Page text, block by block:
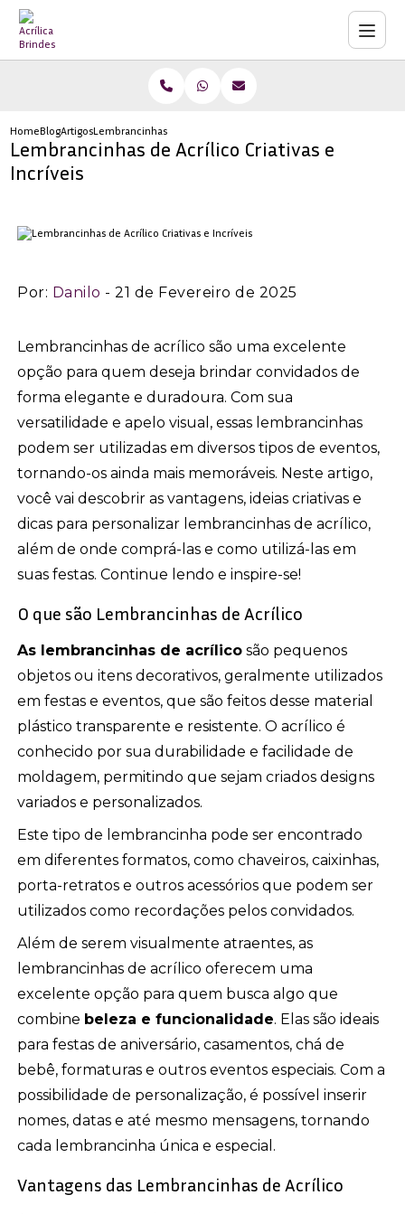
HomeBlogArtigosLembrancinhas de Acrílico Criativas e Incríveis
Lembrancinhas de Acrílico Criativas e
Incríveis
Por: Danilo - 21 de Fevereiro de 2025
Lembrancinhas de acrílico são uma excelente
opção para quem deseja brindar convidados de
forma elegante e duradoura. Com sua
versatilidade e apelo visual, essas lembrancinhas
podem ser utilizadas em diversos tipos de eventos,
tornando-os ainda mais memoráveis. Neste artigo,
você vai descobrir as vantagens, ideias criativas e
dicas para personalizar lembrancinhas de acrílico,
além de onde comprá-las e como utilizá-las em
suas festas. Continue lendo e inspire-se!
O que são Lembrancinhas de Acrílico
As lembrancinhas de acrílico são pequenos
objetos ou itens decorativos, geralmente utilizados
em festas e eventos, que são feitos desse material
plástico transparente e resistente. O acrílico é
conhecido por sua durabilidade e facilidade de
moldagem, permitindo que sejam criados designs
variados e personalizados.
Este tipo de lembrancinha pode ser encontrado
em diferentes formatos, como chaveiros, caixinhas,
porta-retratos e outros acessórios que podem ser
utilizados como recordações pelos convidados.
Além de serem visualmente atraentes, as
lembrancinhas de acrílico oferecem uma
excelente opção para quem busca algo que
combine beleza e funcionalidade. Elas são ideais
para festas de aniversário, casamentos, chá de
bebê, formaturas e outros eventos especiais. Com a
possibilidade de personalização, é possível inserir
nomes, datas e até mesmo mensagens, tornando
cada lembrancinha única e especial.
Vantagens das Lembrancinhas de Acrílico